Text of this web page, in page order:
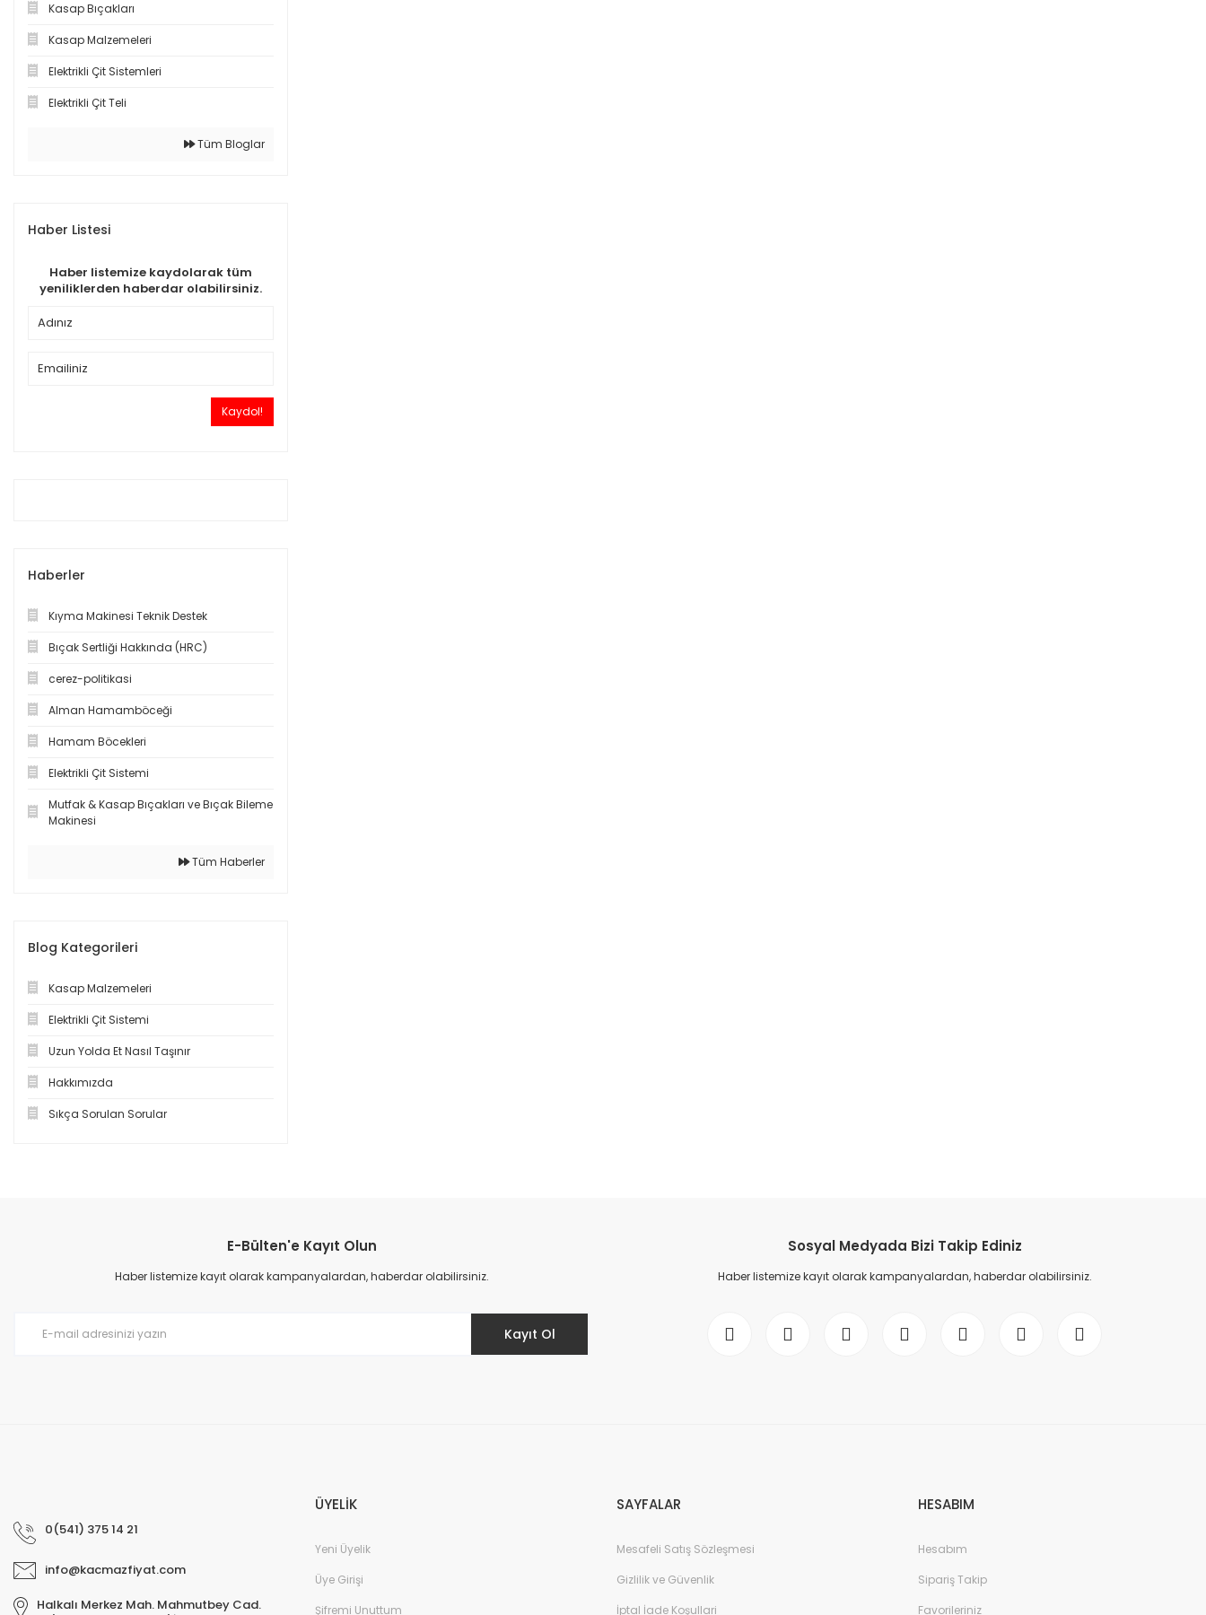
Kasap Bıçakları
Kasap Malzemeleri
Elektrikli Çit Sistemleri
Elektrikli Çit Teli
Tüm Bloglar
Haber Listesi
Haber listemize kaydolarak tüm
yeniliklerden haberdar olabilirsiniz.
Kaydol!
Haberler
Kıyma Makinesi Teknik Destek
Bıçak Sertliği Hakkında (HRC)
cerez-politikasi
Alman Hamamböceği
Hamam Böcekleri
Elektrikli Çit Sistemi
Mutfak & Kasap Bıçakları ve Bıçak Bileme
Makinesi
Tüm Haberler
Blog Kategorileri
Kasap Malzemeleri
Elektrikli Çit Sistemi
Uzun Yolda Et Nasıl Taşınır
Hakkımızda
Sıkça Sorulan Sorular
E-Bülten'e Kayıt Olun
Haber listemize kayıt olarak kampanyalardan, haberdar olabilirsiniz.
Kayıt Ol
Sosyal Medyada Bizi Takip Ediniz
Haber listemize kayıt olarak kampanyalardan, haberdar olabilirsiniz.
0(541) 375 14 21
info@kacmazfiyat.com
Halkalı Merkez Mah. Mahmutbey Cad.
ÜYELİK
Yeni Üyelik
Üye Girişi
Şifremi Unuttum
SAYFALAR
Mesafeli Satış Sözleşmesi
Gizlilik ve Güvenlik
İptal İade Koşullari
HESABIM
Hesabım
Sipariş Takip
Favorileriniz